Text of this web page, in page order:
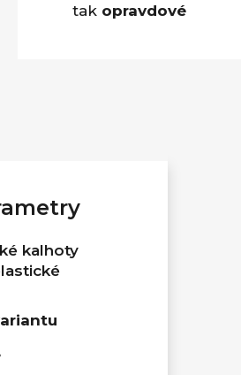
tak opravdové
kalhoty